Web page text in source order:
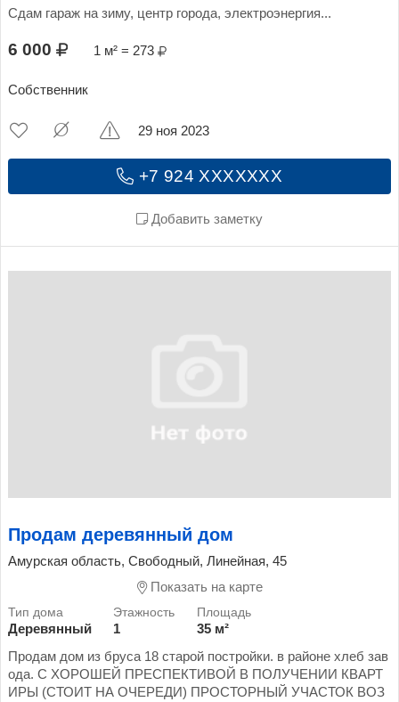
Сдам гараж на зиму, центр города, электроэнергия...
6 000 1 м² = 273
Собственник
+7 924 XXXXXXX
Добавить заметку
29 ноя 2023
Продам деревянный дом
Амурская область, Свободный, Линейная, 45
Показать на карте
Деревянный 1
35 м²
Продам дом из бруса 18 старой постройки. в районе хлеб зав
ода. С ХОРОШЕЙ ПРЕСПЕКТИВОЙ В ПОЛУЧЕНИИ КВАРТ
ИРЫ (СТОИТ НА ОЧЕРЕДИ) ПРОСТОРНЫЙ УЧАСТОК ВОЗ